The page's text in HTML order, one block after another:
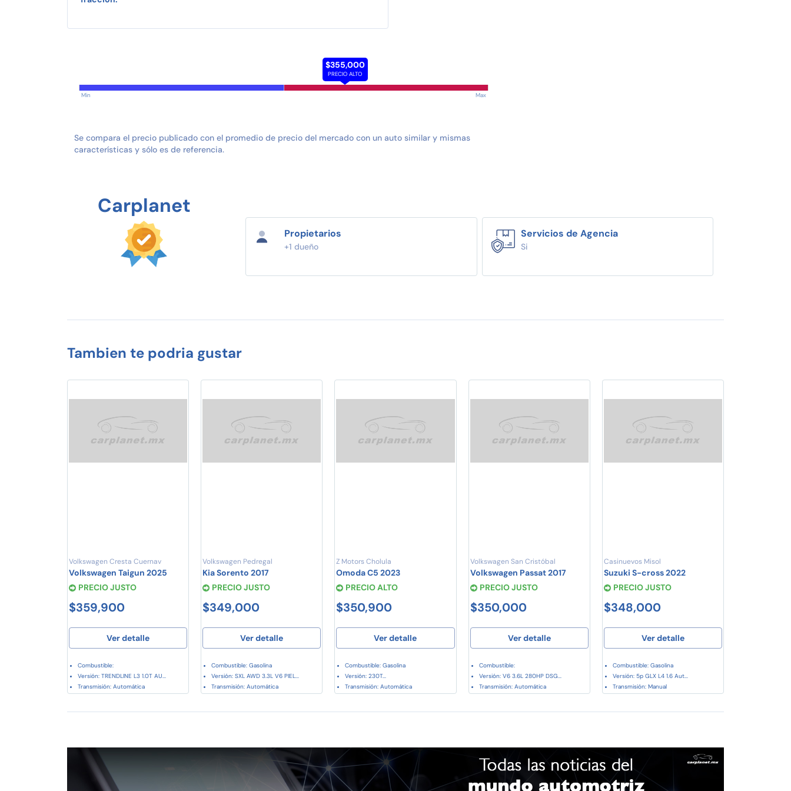
$355,000
PRECIO ALTO
Min Max
Se compara el precio publicado con el promedio de precio del mercado con un auto similar y mismas
características y sólo es de referencia.
Carplanet
Propietarios
+1 dueño
Servicios de Agencia
Si
Tambien te podria gustar
Volkswagen Cresta Cuernav
Volkswagen Taigun 2025
PRECIO JUSTO
$359,900
Ver detalle
Combustible:
Versión: TRENDLINE L3 1.0T AU...
Transmisión: Automática
Volkswagen Pedregal
Kia Sorento 2017
PRECIO JUSTO
$349,000
Ver detalle
Combustible: Gasolina
Versión: SXL AWD 3.3L V6 PIEL...
Transmisión: Automática
Z Motors Cholula
Omoda C5 2023
PRECIO ALTO
$350,900
Ver detalle
Combustible: Gasolina
Versión: 230T...
Transmisión: Automática
Volkswagen San Cristóbal
Volkswagen Passat 2017
PRECIO JUSTO
$350,000
Ver detalle
Combustible:
Versión: V6 3.6L 280HP DSG...
Transmisión: Automática
Casinuevos Misol
Suzuki S-cross 2022
PRECIO JUSTO
$348,000
Ver detalle
Combustible: Gasolina
Versión: 5p GLX L4 1.6 Aut...
Transmisión: Manual